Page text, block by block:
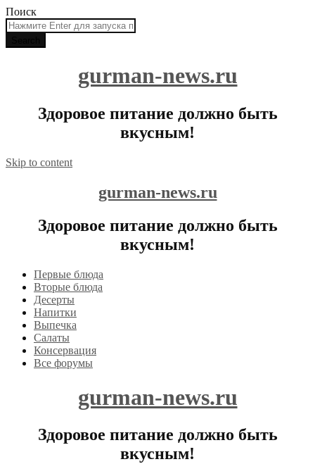
Поиск
gurman-news.ru
Здоровое питание должно быть
вкусным!
Skip to content
gurman-news.ru
Здоровое питание должно быть
вкусным!
Первые блюда
Вторые блюда
Десерты
Напитки
Выпечка
Салаты
Консервация
Все форумы
gurman-news.ru
Здоровое питание должно быть
вкусным!